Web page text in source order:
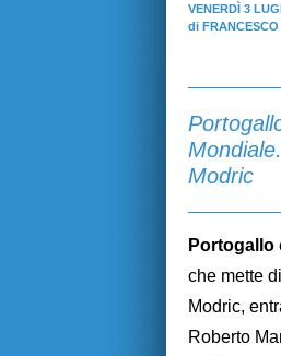
VENERDÌ 3
di
Modric
Portogallo
che mette
Modric,
Roberto